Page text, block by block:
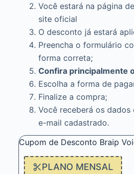
Você estará na página
site oficial
O desconto já estará
Preencha o formulário
forma correta;
Confira principalmente
Escolha a forma de
Finalize a compra;
Você receberá os
e-mail cadastrado.
Cupom de Desconto Braip
PLANO MENSAL